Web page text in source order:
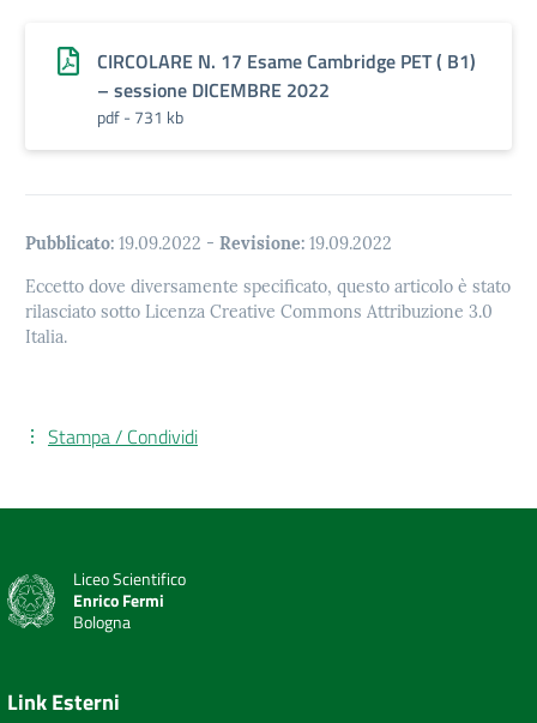
CIRCOLARE N. 17 Esame Cambridge PET ( B1)
– sessione DICEMBRE 2022
pdf - 731 kb
Pubblicato: 19.09.2022 - Revisione: 19.09.2022
Eccetto dove diversamente specificato, questo articolo è stato
rilasciato sotto Licenza Creative Commons Attribuzione 3.0
Italia.
Stampa / Condividi
Liceo Scientifico
Enrico Fermi
Bologna
Link Esterni